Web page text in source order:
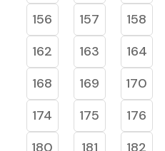
156
157 158
162
163 164
168
169 170
174
175 176